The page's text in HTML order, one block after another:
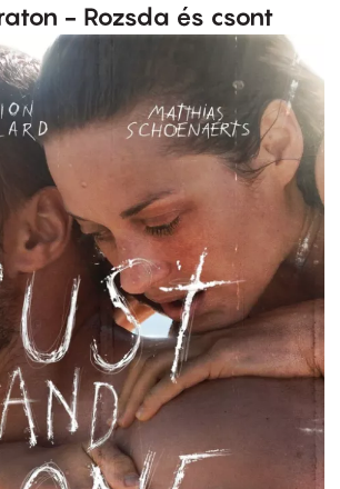
- Rozsda és csont